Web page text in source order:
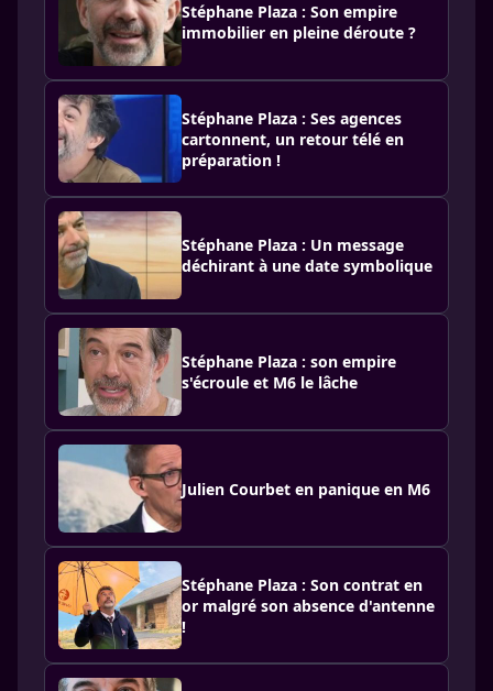
Stéphane Plaza : Son empire
immobilier en pleine déroute ?
Stéphane Plaza : Ses agences
cartonnent, un retour télé en
préparation !
Stéphane Plaza : Un message
déchirant à une date symbolique
Stéphane Plaza : son empire
s'écroule et M6 le lâche
Julien Courbet en panique en M6
Stéphane Plaza : Son contrat en
or malgré son absence d'antenne
!